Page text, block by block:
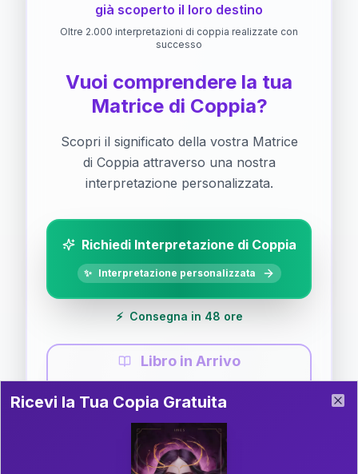
già scoperto il loro destino
Oltre 2.000 interpretazioni di coppia realizzate con
successo
Vuoi comprendere la tua
Matrice di Coppia?
Scopri il significato della vostra Matrice
di Coppia attraverso una nostra
interpretazione personalizzata.
Richiedi Interpretazione di Coppia
✨ Interpretazione personalizzata
⚡ Consegna in 48 ore
Libro in Arrivo
Guida completa di Coppia
Il libro è in fase di scrittura. Iscriviti alla newsletter
per ricevere aggiornamenti!
Ricevi la Tua Copia Gratuita del Libro
Ricevi la Tua Copia Gratuita